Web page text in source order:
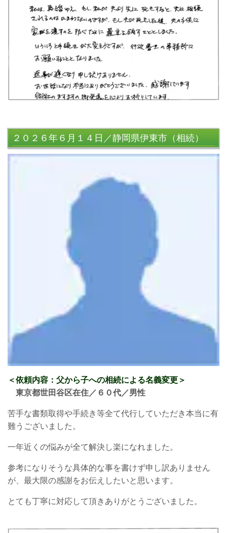
２０２６年６月１４日／静岡県伊東市（相続）
＜依頼内容：父から子への相続による名義変更 ＞
東京都世田谷区在住／６０代／男性
苦手な書類取得や手続き等全て代行していただき本当に有
難うございました。
一年近くの悩みが全て解決し楽になれました。
参考になりそうな具体的な事を書けず申し訳ありません
が、最大限の感謝をお伝えしたいと思います。
とても丁寧に対応して頂きありがとうございました。